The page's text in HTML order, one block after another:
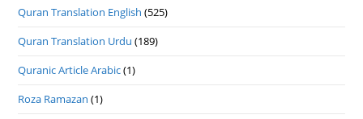
Quran Translation English (525)
Quran Translation Urdu (189)
Quranic Article Arabic(1)
Roza Ramazan (1)